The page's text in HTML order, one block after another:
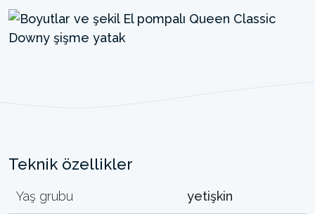
Teknik özellikler
Yaş grubu yetişkin